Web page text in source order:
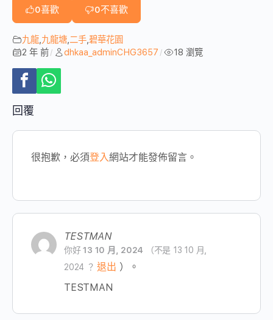
0喜歡 0不喜歡
九龍 九龍塘 二手 碧華花園
2 年 前 / dhkaa_adminCHG3657 / 18 瀏覽
回覆
很抱歉，必須登入網站才能發佈留言。
TESTMAN
你好13 10 月, 2024
（不是 13 10 月,
2024 ？退出 ）。
TESTMAN